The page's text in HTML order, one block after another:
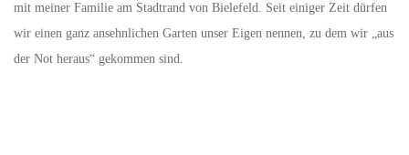
mit meiner Familie am Stadtrand von Bielefeld. Seit einiger Zeit dürfen
wir einen ganz ansehnlichen Garten unser Eigen nennen, zu dem wir „aus
der Not heraus“ gekommen sind.